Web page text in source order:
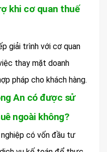
khi cơ quan thuế
giải trình với cơ quan
thay mặt doanh
pháp cho khách hàng.
An có được sử
ngoài không?
có vốn đầu tư